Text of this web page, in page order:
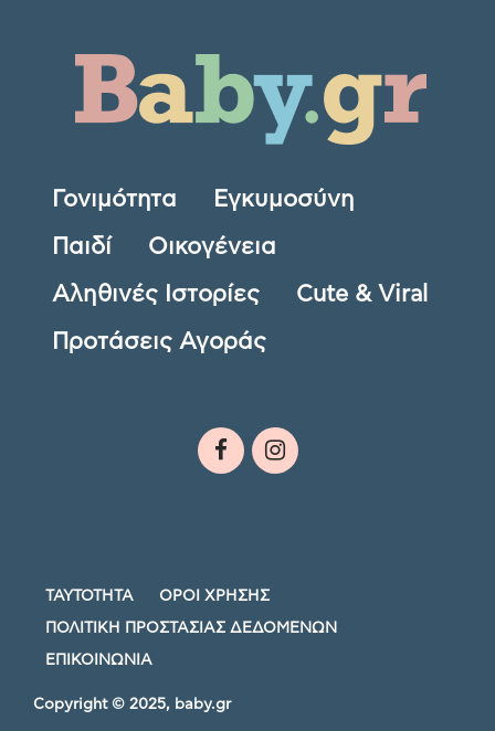
Γονιμότητα Εγκυμοσύνη
Παιδί Οικογένεια
Αληθινές Ιστορίες Cute & Viral
Προτάσεις Αγοράς
ΤΑΥΤΟΤΗΤΑ ΟΡΟΙ ΧΡΗΣΗΣ
ΠΟΛΙΤΙΚΗ ΠΡΟΣΤΑΣΙΑΣ ΔΕΔΟΜΕΝΩΝ
ΕΠΙΚΟΙΝΩΝΙΑ
Copyright © 2025, baby.gr